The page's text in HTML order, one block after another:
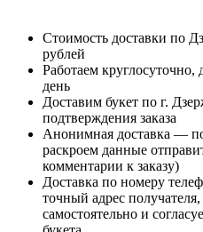
Стоимость доставки по
рублей
Работаем круглосуточно,
день
Доставим букет по г.
подтверждения заказа
Анонимная доставка —
раскроем данные
комментарии к заказу)
Доставка по номеру
точный адрес
самостоятельно и